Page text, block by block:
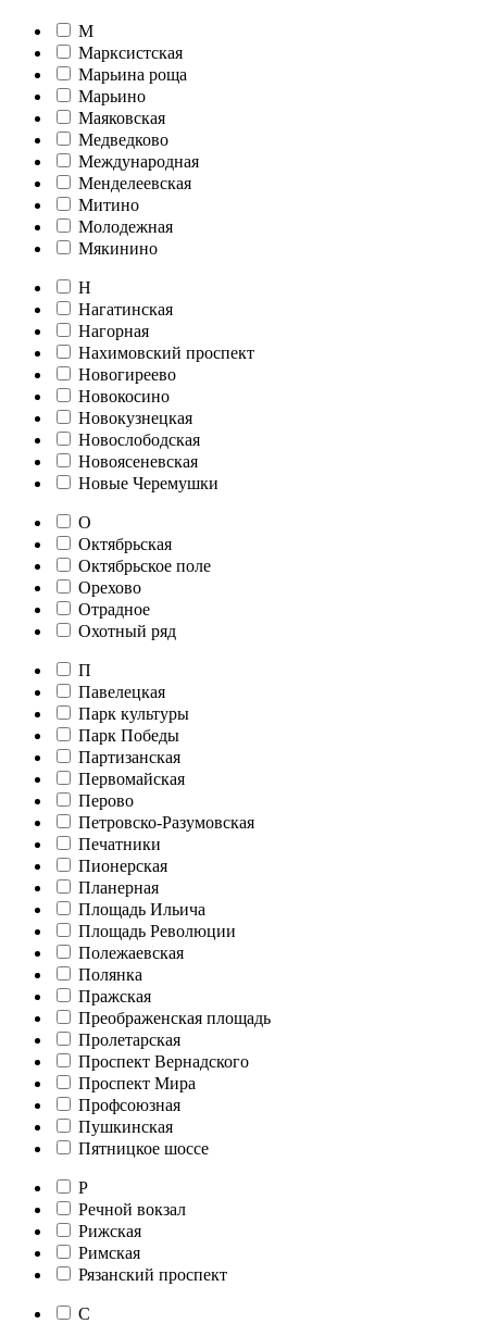
М
Марксистская
Марьина роща
Марьино
Маяковская
Медведково
Международная
Менделеевская
Митино
Молодежная
Мякинино
Н
Нагатинская
Нагорная
Нахимовский проспект
Новогиреево
Новокосино
Новокузнецкая
Новослободская
Новоясеневская
Новые Черемушки
О
Октябрьская
Октябрьское поле
Орехово
Отрадное
Охотный ряд
П
Павелецкая
Парк культуры
Парк Победы
Партизанская
Первомайская
Перово
Петровско-Разумовская
Печатники
Пионерская
Планерная
Площадь Ильича
Площадь Революции
Полежаевская
Полянка
Пражская
Преображенская площадь
Пролетарская
Проспект Вернадского
Проспект Мира
Профсоюзная
Пушкинская
Пятницкое шоссе
Р
Речной вокзал
Рижская
Римская
Рязанский проспект
С